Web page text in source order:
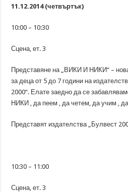
11.12.2014 (четвъртък)
10:00 – 10:30
Сцена, ет. 3
Представяне на „ВИКИ И НИКИ“ –
за деца от 5 до 7 години на
2000“. Елате заедно да се
НИКИ , да пеем , да четем, да учим ,
Представят издателства „Булвест
10:30 – 11:00
Сцена, ет. 3